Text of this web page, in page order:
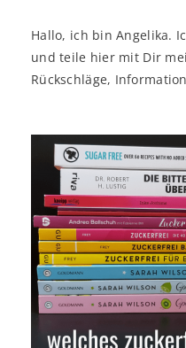
Hallo, ich bin Angelika.
und teile hier mit Dir
Rückschläge,